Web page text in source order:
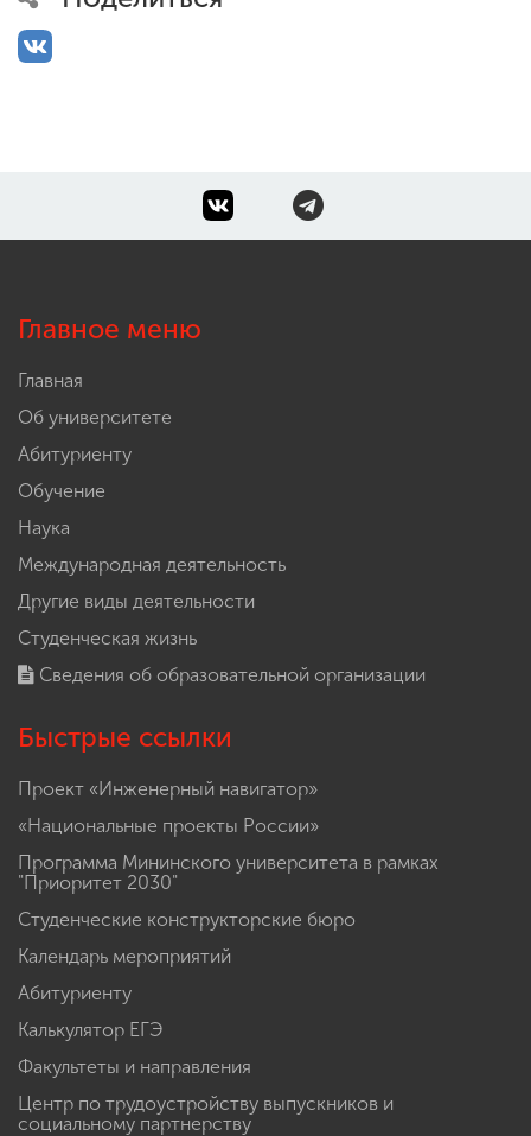
Главное меню
Главная
Об университете
Абитуриенту
Обучение
Наука
Международная деятельность
Другие виды деятельности
Студенческая жизнь
Сведения об образовательной организации
Быстрые ссылки
Проект «Инженерный навигатор»
«Национальные проекты России»
Программа Мининского университета в рамках
"Приоритет 2030"
Студенческие конструкторские бюро
Календарь мероприятий
Абитуриенту
Калькулятор ЕГЭ
Факультеты и направления
Центр по трудоустройству выпускников и
социальному партнерству